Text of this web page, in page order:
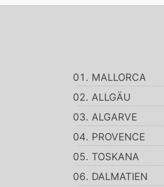
MALLORCA
ALLGÄU
ALGARVE
PROVENCE
TOSKANA
DALMATIEN